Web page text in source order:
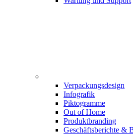
Verpackungsdesign
Infografik
Piktogramme
Out of Home
Produktbranding
Geschäftsberichte &